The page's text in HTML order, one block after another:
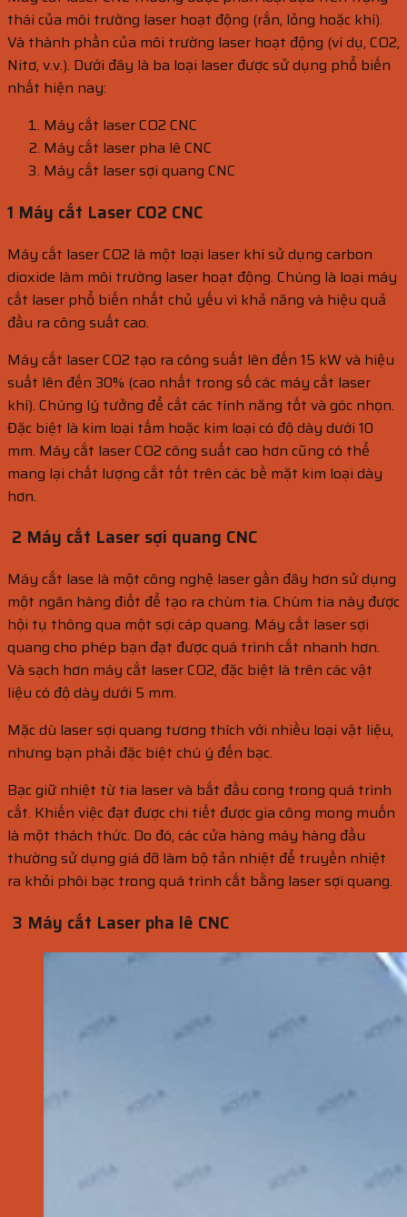
thái của môi trường laser hoạt động (rắn, lỏng hoặc khí).
Và thành phần của môi trường laser hoạt động (ví dụ, CO2,
Nitơ, v.v.). Dưới đây là ba loại laser được sử dụng phổ biến
nhất hiện nay:
Máy cắt laser CO2 CNC
Máy cắt laser pha lê CNC
Máy cắt laser sợi quang CNC
1 Máy cắt Laser CO2 CNC
Máy cắt laser CO2 là một loại laser khí sử dụng carbon
dioxide làm môi trường laser hoạt động. Chúng là loại máy
cắt laser phổ biến nhất chủ yếu vì khả năng và hiệu quả
đầu ra công suất cao.
Máy cắt laser CO2 tạo ra công suất lên đến 15 kW và hiệu
suất lên đến 30% (cao nhất trong số các máy cắt laser
khí). Chúng lý tưởng để cắt các tính năng tốt và góc nhọn.
Đặc biệt là kim loại tấm hoặc kim loại có độ dày dưới 10
mm. Máy cắt laser CO2 công suất cao hơn cũng có thể
mang lại chất lượng cắt tốt trên các bề mặt kim loại dày
hơn.
2 Máy cắt Laser sợi quang CNC
Máy cắt lase là một công nghệ laser gần đây hơn sử dụng
một ngân hàng điốt để tạo ra chùm tia. Chùm tia này được
hội tụ thông qua một sợi cáp quang. Máy cắt laser sợi
quang cho phép bạn đạt được quá trình cắt nhanh hơn.
Và sạch hơn máy cắt laser CO2, đặc biệt là trên các vật
liệu có độ dày dưới 5 mm.
Mặc dù laser sợi quang tương thích với nhiều loại vật liệu,
nhưng bạn phải đặc biệt chú ý đến bạc.
Bạc giữ nhiệt từ tia laser và bắt đầu cong trong quá trình
cắt. Khiến việc đạt được chi tiết được gia công mong muốn
là một thách thức. Do đó, các cửa hàng máy hàng đầu
thường sử dụng giá đỡ làm bộ tản nhiệt để truyền nhiệt
ra khỏi phôi bạc trong quá trình cắt bằng laser sợi quang.
3 Máy cắt Laser pha lê CNC